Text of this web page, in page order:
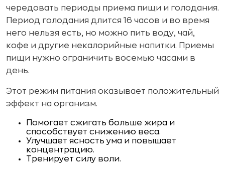
чередовать периоды приема пищи и голодания.
Период голодания длится 16 часов и во время
него нельзя есть, но можно пить воду, чай,
кофе и другие некалорийные напитки. Приемы
пищи нужно ограничить восемью часами в
день.
Этот режим питания оказывает положительный
эффект на организм.
Помогает сжигать больше жира и
способствует снижению веса.
Улучшает ясность ума и повышает
концентрацию.
Тренирует силу воли.